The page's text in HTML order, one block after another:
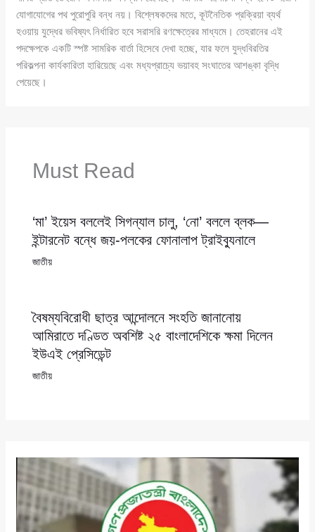
যোগাযোগের পথ পুরোপুরি বন্ধ নয়। বিশ্লেষকদের মতে, কূটনৈতিক প্রক্রিয়া ব্যর্থ
হওয়ায় যুদ্ধের ভবিষ্যৎ নির্ধারিত হবে সরাসরি রণক্ষেত্রের মাধ্যমে। তেহরানের এই
পদক্ষেপকে একটি স্পষ্ট সামরিক বার্তা হিসেবে দেখা হচ্ছে, যার ফলে যুদ্ধবিরতির
পরিকল্পনা কার্যকারিতা হারিয়েছে এবং মধ্যপ্রাচ্যে ভয়াবহ সংঘাতের আশঙ্কা বৃদ্ধি
পেয়েছে।
Must Read
‘মা’ ইয়েস বললেই সিগন্যাল চালু, ‘নো’ বললে ব্লক—
ইন্টারনেট বন্ধে জয়-পলকের ফোনালাপ ট্রাইব্যুনালে
জাতীয়
বৈষম্যবিরোধী ছাত্র আন্দোলনে সংহতি জানানোয়
আমিরাতে দণ্ডিত অবশিষ্ট ২৫ বাংলাদেশিকে ক্ষমা দিলেন
ইউএই প্রেসিডেন্ট
জাতীয়